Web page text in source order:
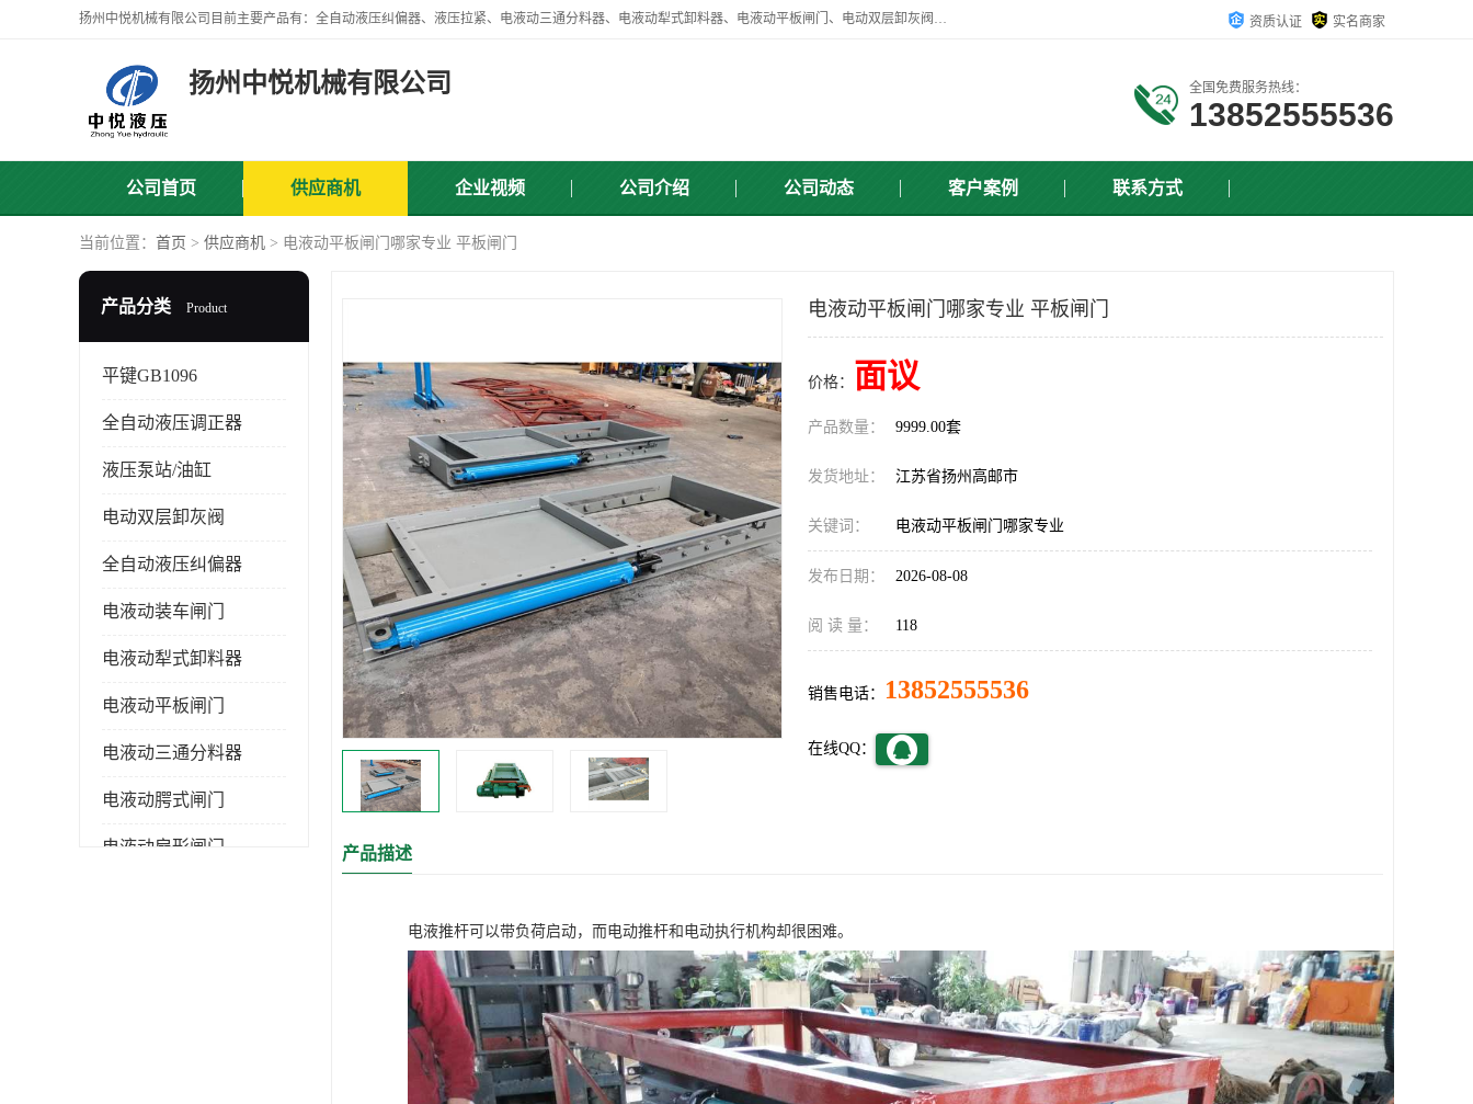
扬州中悦机械有限公司目前主要产品有：全自动液压纠偏器、液压拉紧、电液动三通分料器、电液动犁式卸料器、电液动平板闸门、电动双层卸灰阀、标准件、紧固件、液压泵站、新型电液推杆、皮带全自动液压调正器等，以及除尘通风类百余种产品系列。产品广泛适用于矿山、电力、煤矿、冶金、交通、化工、水利等行业。 资质认证 实名商家
扬州中悦机械有限公司 全国免费服务热线：
13852555536
公司首页 供应商机 企业视频 公司介绍 公司动态 客户案例 联系方式
当前位置： 首页 > 供应商机 > 电液动平板闸门哪家专业 平板闸门
产品分类 Product
平键GB1096
全自动液压调正器
液压泵站/油缸
电动双层卸灰阀
全自动液压纠偏器
电液动装车闸门
电液动犁式卸料器
电液动平板闸门
电液动三通分料器
电液动腭式闸门
电液动扇形闸门
电液动平板闸门哪家专业 平板闸门
价格： 面议
产品数量： 9999.00套
发货地址： 江苏省扬州高邮市
关键词： 电液动平板闸门哪家专业
发布日期： 2026-08-08
阅 读 量： 118
销售电话： 13852555536
在线QQ：
产品描述
电液推杆可以带负荷启动，而电动推杆和电动执行机构却很困难。